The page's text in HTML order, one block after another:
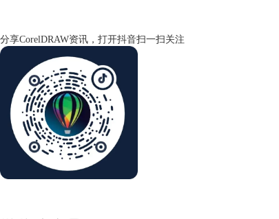
分享CorelDRAW资讯，打开抖音扫一扫关注